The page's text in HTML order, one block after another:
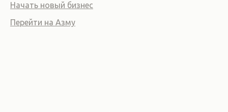
Начать новый бизнес
Перейти на Азму